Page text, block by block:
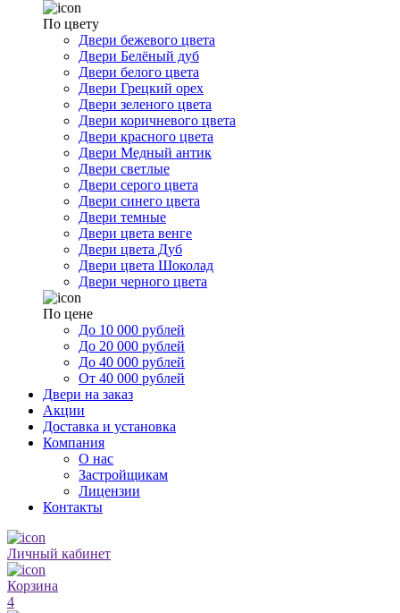
По цвету
Двери бежевого цвета
Двери Белёный дуб
Двери белого цвета
Двери Грецкий орех
Двери зеленого цвета
Двери коричневого цвета
Двери красного цвета
Двери Медный антик
Двери светлые
Двери серого цвета
Двери синего цвета
Двери темные
Двери цвета венге
Двери цвета Дуб
Двери цвета Шоколад
Двери черного цвета
По цене
До 10 000 рублей
До 20 000 рублей
До 40 000 рублей
От 40 000 рублей
Двери на заказ
Акции
Доставка и установка
Компания
О нас
Застройщикам
Лицензии
Контакты
Личный кабинет
Корзина
4